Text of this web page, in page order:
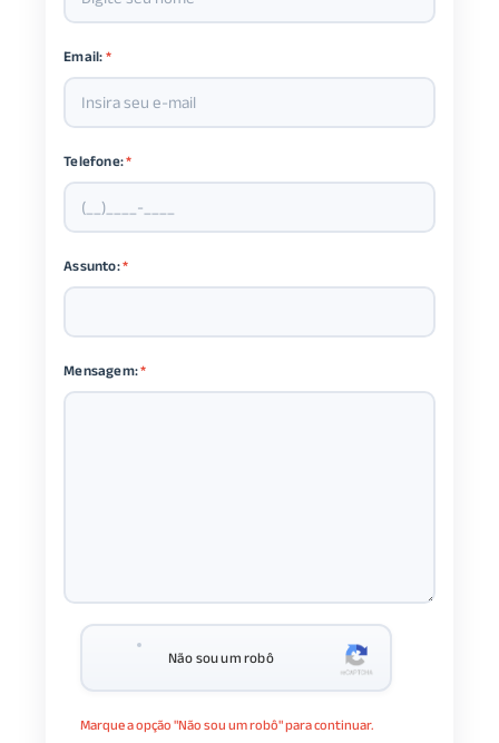
Email:*
Telefone:*
Assunto:*
Mensagem:*
Não sou um robô
Marque a opção "Não sou um robô" para continuar.